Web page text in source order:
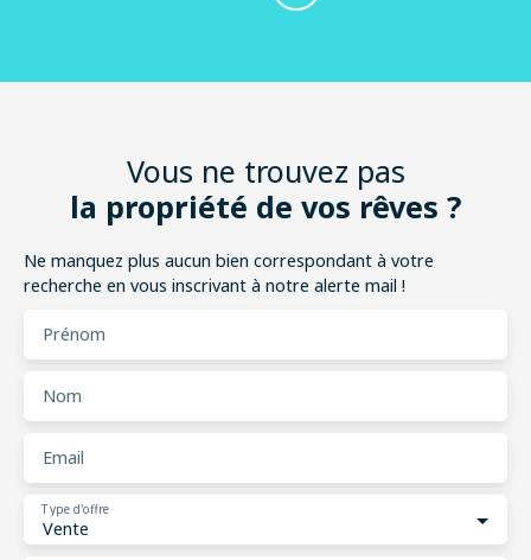
Vous ne trouvez pas
la propriété de vos rêves ?
Ne manquez plus aucun bien correspondant à votre
recherche en vous inscrivant à notre alerte mail !
Prénom
Nom
Email
Vente
Type d'offre